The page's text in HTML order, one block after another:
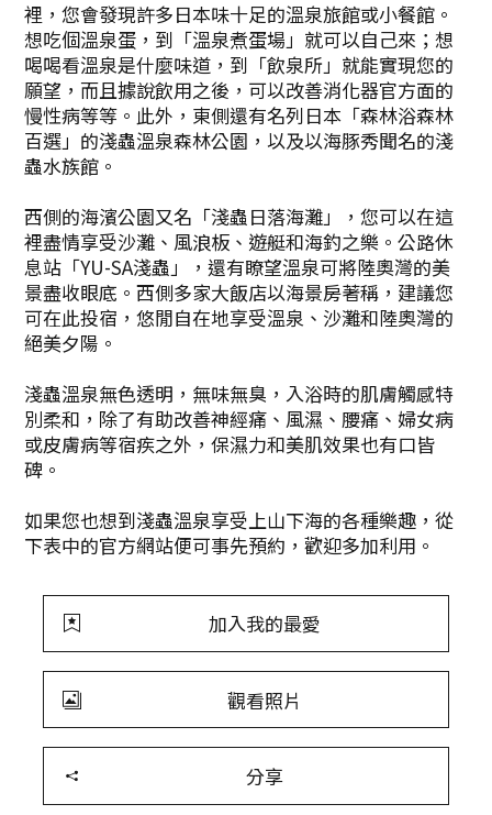
裡，您會發現許多日本味十足的溫泉旅館或小餐館。
想吃個溫泉蛋，到「溫泉煮蛋場」就可以自己來；想
喝喝看溫泉是什麼味道，到「飲泉所」就能實現您的
願望，而且據說飲用之後，可以改善消化器官方面的
慢性病等等。此外，東側還有名列日本「森林浴森林
百選」的淺蟲溫泉森林公園，以及以海豚秀聞名的淺
蟲水族館。
西側的海濱公園又名「淺蟲日落海灘」，您可以在這
裡盡情享受沙灘、風浪板、遊艇和海釣之樂。公路休
息站「YU-SA淺蟲」，還有瞭望溫泉可將陸奧灣的美
景盡收眼底。西側多家大飯店以海景房著稱，建議您
可在此投宿，悠閒自在地享受溫泉、沙灘和陸奧灣的
絕美夕陽。
淺蟲溫泉無色透明，無味無臭，入浴時的肌膚觸感特
別柔和，除了有助改善神經痛、風濕、腰痛、婦女病
或皮膚病等宿疾之外，保濕力和美肌效果也有口皆
碑。
如果您也想到淺蟲溫泉享受上山下海的各種樂趣，從
下表中的官方網站便可事先預約，歡迎多加利用。
加入我的最愛
觀看照片
分享